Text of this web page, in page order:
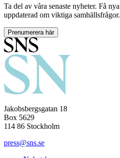
Ta del av våra senaste nyheter. Få
uppdaterad om viktiga samhällsfrågor.
Prenumerera här
Jakobsbergsgatan 18
Box 5629
114 86 Stockholm
press@sns.se